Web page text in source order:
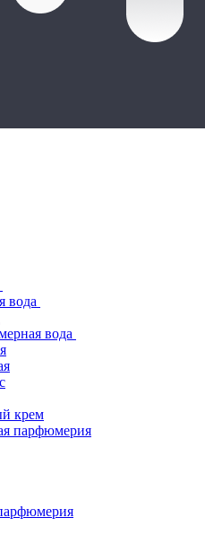
вода
вода
крем
парфюмерия